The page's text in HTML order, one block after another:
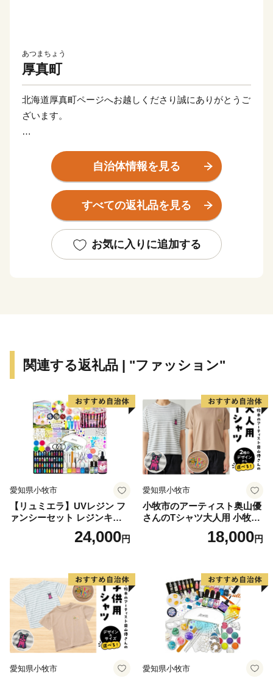
あつまちょう
厚真町
北海道厚真町ページへお越しくださり誠にありがとうご
ざいます。
われ、大きな被害が生じてしまいましたが、私たち厚真
町はこの災害から再び立ち上がり、歩み始めています。
これから予想される復興の長い道のりを着実に進めてい
くためには、みなさまからのご支援が、町民の大きな支
道内でも美味しいと評判の高いお米やジンギスカン、ハ
自治体情報を見る
すべての返礼品を見る
お気に入りに追加する
関連する返礼品 | "ファッション"
愛知県小牧市
【リュミエラ】UVレジン フ
ァンシーセット レジンキッ
ト ハンドメイド レジンクラ
フト アクセサリーキット 手
24,000円
愛知県小牧市
小牧市のアーティスト奥山優
さんのTシャツ大人用 小牧市
18,000円
愛知県小牧市 愛知県小牧市